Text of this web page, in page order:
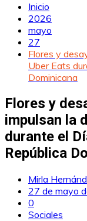
Inicio
2026
mayo
27
Flores y
Uber Eats
Dominicana
Flores y
impulsan la
durante el
República
Mirla
27 de mayo
0
Sociales